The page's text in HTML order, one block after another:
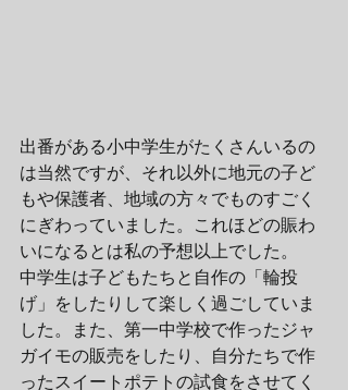
出番がある小中学生がたくさんいるの
は当然ですが、それ以外に地元の子ど
もや保護者、地域の方々でものすごく
にぎわっていました。これほどの賑わ
いになるとは私の予想以上でした。
中学生は子どもたちと自作の「輪投
げ」をしたりして楽しく過ごしていま
した。また、第一中学校で作ったジャ
ガイモの販売をしたり、自分たちで作
ったスイートポテトの試食をさせてく